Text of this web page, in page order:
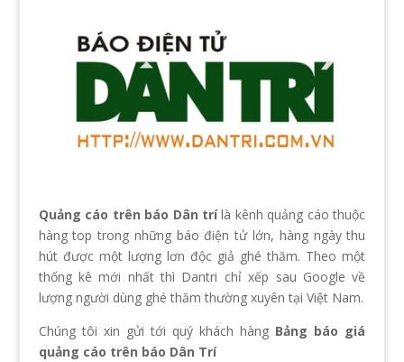
Quảng cáo trên báo Dân trílà kênh quảng cáo thuộc
hàng top trong những báo điện tử lớn, hàng ngày thu
hút được một lượng lơn độc giả ghé thăm. Theo một
thống kê mới nhất thì Dantri chỉ xếp sau Google về
lượng người dùng ghé thăm thường xuyên tại Việt Nam.
Chúng tôi xin gửi tới quý khách hàng Bảng báo giá
quảng cáo trên báo Dân Trí